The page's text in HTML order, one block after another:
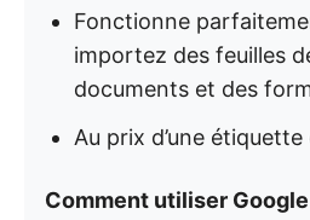
Fonctionne
importez des feuilles
documents et des
Au prix d’une étiquette
Comment utiliser